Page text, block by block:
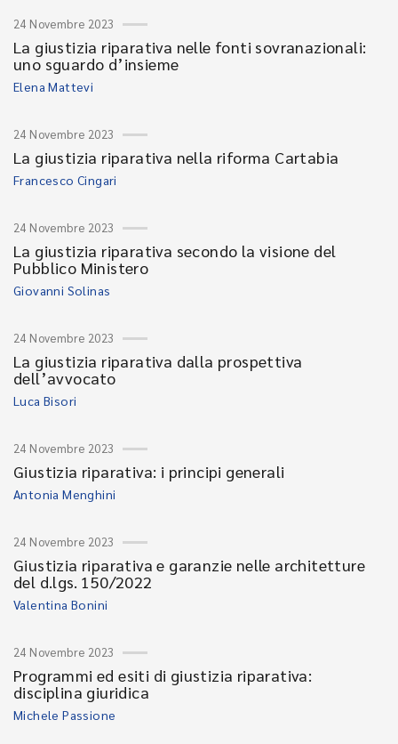
24 Novembre 2023
La giustizia riparativa nelle fonti sovranazionali:
uno sguardo d’insieme
Elena Mattevi
24 Novembre 2023
La giustizia riparativa nella riforma Cartabia
Francesco Cingari
24 Novembre 2023
La giustizia riparativa secondo la visione del
Pubblico Ministero
Giovanni Solinas
24 Novembre 2023
La giustizia riparativa dalla prospettiva
dell’avvocato
Luca Bisori
24 Novembre 2023
Giustizia riparativa: i principi generali
Antonia Menghini
24 Novembre 2023
Giustizia riparativa e garanzie nelle architetture
del d.lgs. 150/2022
Valentina Bonini
24 Novembre 2023
Programmi ed esiti di giustizia riparativa:
disciplina giuridica
Michele Passione